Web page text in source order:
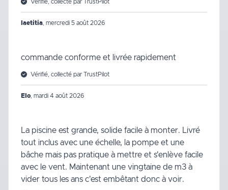
Vérifié, collecté par TrustPilot
laetitia mercredi 5 août 2026
commande conforme et livrée rapidement
Vérifié, collecté par TrustPilot
Elo, mardi 4 août 2026
La piscine est grande, solide facile à monter. Livré
tout inclus avec une échelle, la pompe et une
bâche mais pas pratique à mettre et s'enlève facile
avec le vent. Maintenant une vingtaine de m3 à
vider tous les ans c'est embêtant donc à voir.